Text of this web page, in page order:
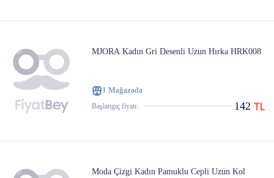
MJORA Kadın Gri Desenli Uzun Hırka HRK008
1 Mağazada
Başlangıç ​​fiyatı: 142
Moda Çizgi Kadın Pamuklu Cepli Uzun Kol